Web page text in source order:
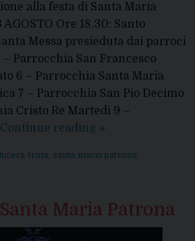
alla festa di Santa Maria
AGOSTO Ore 18.30: Santo
Messa presieduta dai parroci
Parrocchia San Francesco
6 – Parrocchia Santa Maria
7 – Parrocchia San Pio Decimo
Cristo Re Martedì 9 –
Continue reading 14-
AGOSTO:
S.
MARIA
»
lucera-troia santa maria patrona
Maria Patrona